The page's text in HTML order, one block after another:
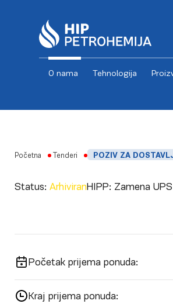
O nama Tehnologija
Početna Tenderi
Status: ArhiviranHIPP: Zamena
Početak prijema ponuda:
Kraj prijema ponuda: